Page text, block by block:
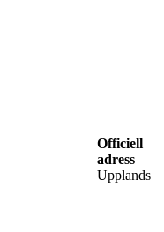
Officiell
adress
Upplands